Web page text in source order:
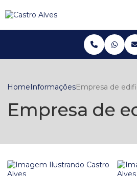
HomeInformaçõesEmpresa de
Empresa de